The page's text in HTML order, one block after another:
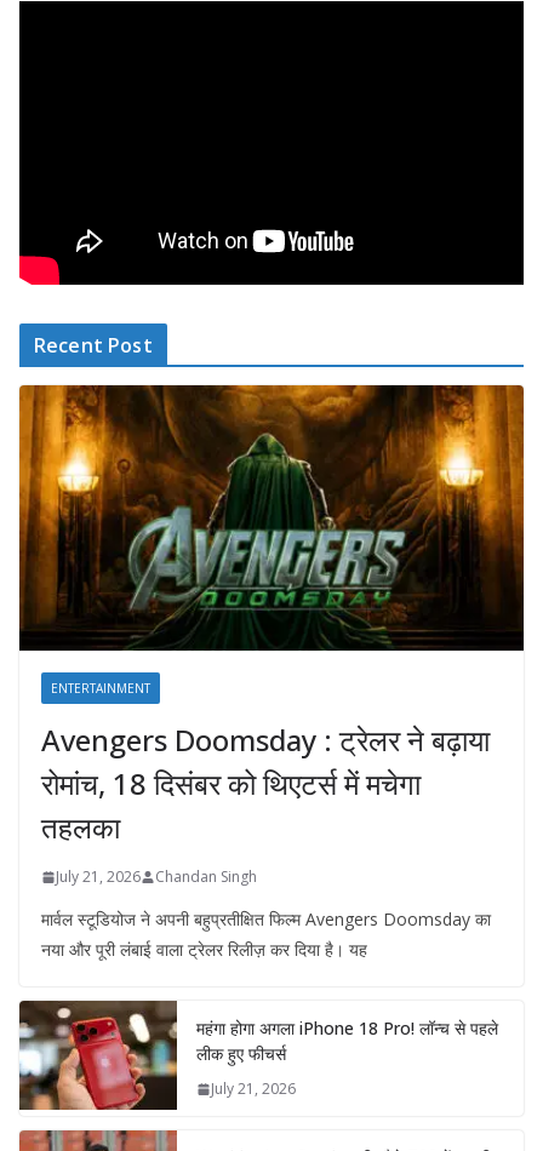
Recent Post
ENTERTAINMENT
Avengers Doomsday : ट्रेलर ने बढ़ाया
रोमांच, 18 दिसंबर को थिएटर्स में मचेगा
तहलका
July 21, 2026 Chandan Singh
मार्वल स्टूडियोज ने अपनी बहुप्रतीक्षित फिल्म Avengers Doomsday का
नया और पूरी लंबाई वाला ट्रेलर रिलीज़ कर दिया है। यह
महंगा होगा अगला iPhone 18 Pro! लॉन्च से पहले
लीक हुए फीचर्स
July 21, 2026